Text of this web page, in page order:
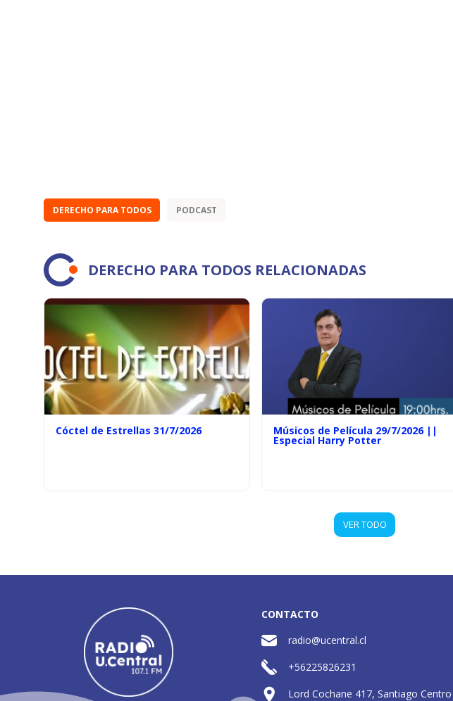
DERECHO PARA TODOS PODCAST
DERECHO PARA TODOS RELACIONADAS
Cóctel de Estrellas 31/7/2026 Músicos de Película 29/7/2026 ||
Especial Harry Potter
VER TODO
CONTACTO
radio@ucentral.cl
+56225826231
Lord Cochane 417, Santiago Centro